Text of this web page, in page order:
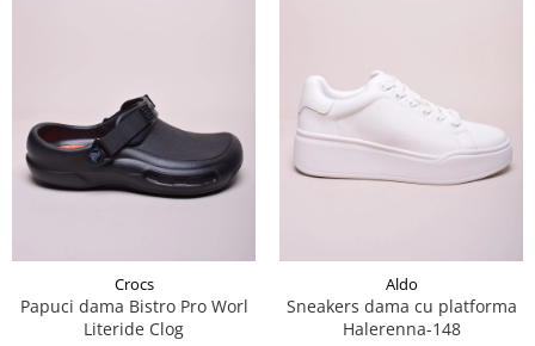
Crocs
Papuci dama Bistro Pro Worl
Literide Clog
Aldo
Sneakers dama cu platforma
Halerenna-148